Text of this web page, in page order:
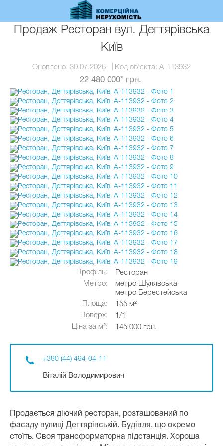
основного
Продаж Ресторан вул. Дегтярівська
Київ
Оновлено: 30.07.2026 Код об'єкта: A-113932
22 480 000* грн.
Профіль:
Ресторан
Метро:
метро Шулявська
метро Берестейська
Площа:
155 м²
Поверх:
1/1
Ціна за м²:
145 000 грн.
+380 (44) 494-04-11
Віталій Володимирович
Продається діючий ресторан, розташований по
фасаду вулиці Дегтярівській. Будівля, що окремо
стоїть. Своя трансформаторна підстанція. Хороша